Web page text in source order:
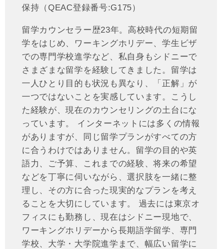
保持（QEAC登録番号:G175）
留学カウンセラー歴23年。高校時代の短期留
学をはじめ、ワーキングホリデー、学生ビザ
での専門学校進学など、私自身もシドニーで
さまざまな留学を経験してきました。留学は
一人ひとり目的も状況も異なり、「正解」が
一つではないことを実感しています。こうし
た経験が、現在のカウンセリングの土台にな
っています。 インターネットには多くの情報
がありますが、同じ留学プランがすべての方
に合うわけではありません。留学の目的や英
語力、ご予算、これまでの経験、将来の希望
などを丁寧に伺いながら、選択肢を一緒に整
理し、その方に合った現実的なプランを考え
ることを大切にしています。 過去には東京オ
フィスにも勤務し、現在はシドニー現地で、
ワーキングホリデーから長期語学留学、専門
学校、大学・大学院進学まで、幅広い留学に